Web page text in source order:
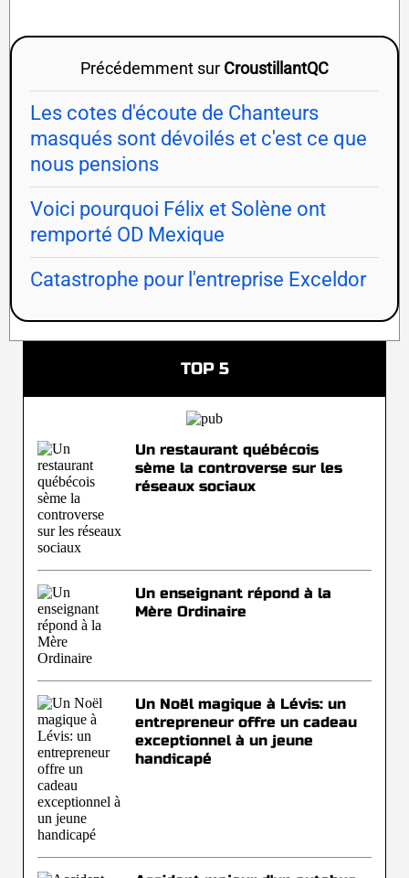
Précédemment sur CroustillantQC
Les cotes d'écoute de Chanteurs
masqués sont dévoilés et c'est ce que
nous pensions
Voici pourquoi Félix et Solène ont
remporté OD Mexique
Catastrophe pour l'entreprise Exceldor
TOP 5
Un restaurant québécois
sème la controverse sur les
réseaux sociaux
Un enseignant répond à la
Mère Ordinaire
Un Noël magique à Lévis: un
entrepreneur offre un cadeau
exceptionnel à un jeune
handicapé